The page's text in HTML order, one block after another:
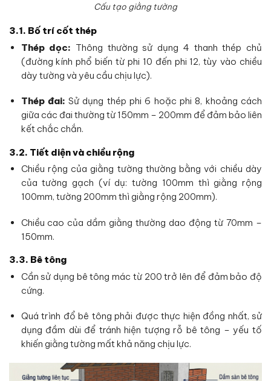
Cấu tạo giằng tường
3.1. Bố trí cốt thép
Thép dọc: Thông thường sử dụng 4 thanh thép chủ
(đường kính phổ biến từ phi 10 đến phi 12, tùy vào chiều
dày tường và yêu cầu chịu lực).
Thép đai: Sử dụng thép phi 6 hoặc phi 8, khoảng cách
giữa các đai thường từ 150mm – 200mm để đảm bảo liên
kết chắc chắn.
3.2. Tiết diện và chiều rộng
Chiều rộng của giằng tường thường bằng với chiều dày
của tường gạch (ví dụ: tường 100mm thì giằng rộng
100mm, tường 200mm thì giằng rộng 200mm).
Chiều cao của dầm giằng thường dao động từ 70mm –
150mm.
3.3. Bê tông
Cần sử dụng bê tông mác từ 200 trở lên để đảm bảo độ
cứng.
Quá trình đổ bê tông phải được thực hiện đồng nhất, sử
dụng đầm dùi để tránh hiện tượng rỗ bê tông – yếu tố
khiến giằng tường mất khả năng chịu lực.